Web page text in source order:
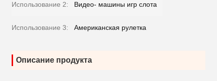
Использование 2: Видео- машины игр слота
Использование 3: Американская рулетка
Описание продукта